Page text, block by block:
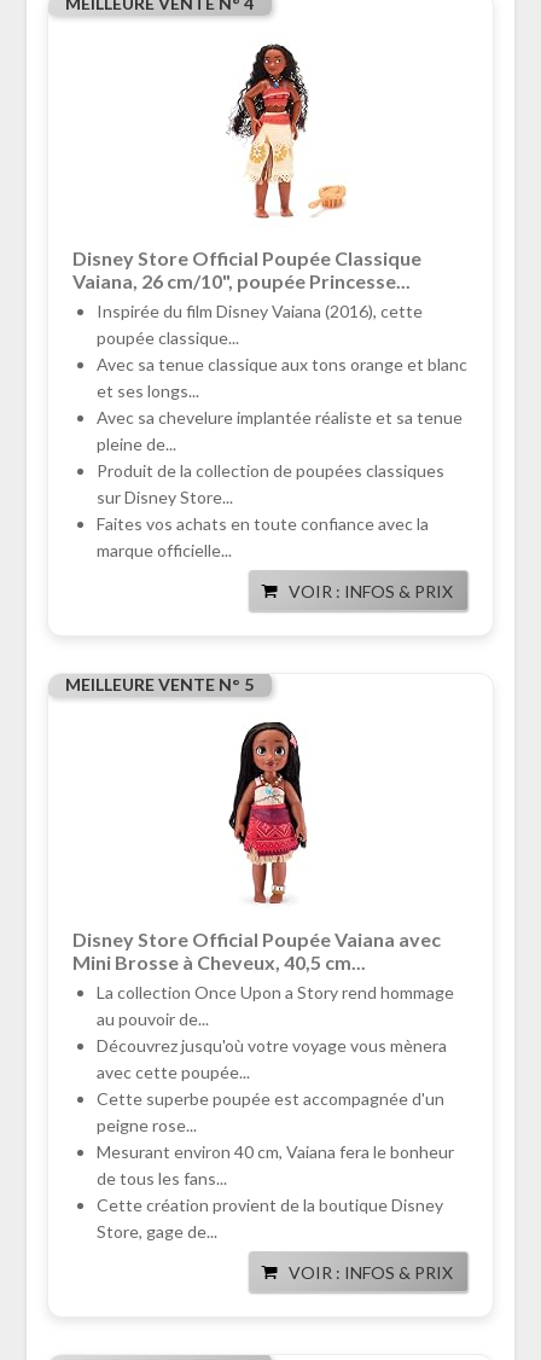
Disney Store Official Poupée Classique
Vaiana, 26 cm/10", poupée Princesse...
Inspirée du film Disney Vaiana (2016), cette
poupée classique...
Avec sa tenue classique aux tons orange et blanc
et ses longs...
Avec sa chevelure implantée réaliste et sa tenue
pleine de...
Produit de la collection de poupées classiques
sur Disney Store...
Faites vos achats en toute confiance avec la
marque officielle...
VOIR : INFOS & PRIX
MEILLEURE VENTE N° 5
Disney Store Official Poupée Vaiana avec
Mini Brosse à Cheveux, 40,5 cm...
La collection Once Upon a Story rend hommage
au pouvoir de...
Découvrez jusqu'où votre voyage vous mènera
avec cette poupée...
Cette superbe poupée est accompagnée d'un
peigne rose...
Mesurant environ 40 cm, Vaiana fera le bonheur
de tous les fans...
Cette création provient de la boutique Disney
Store, gage de...
VOIR : INFOS & PRIX